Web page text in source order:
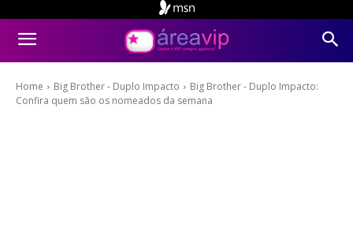
Home Big Brother - Duplo Impacto
Big Brother - Duplo Impacto:
Confira quem são os nomeados da semana